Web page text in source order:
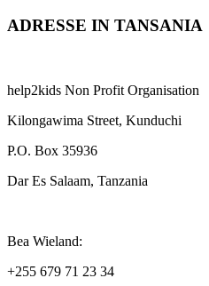
ADRESSE IN TANSANIA
help2kids Non Profit Organisation
Kilongawima Street, Kunduchi
P.O. Box 35936
Dar Es Salaam, Tanzania
Bea Wieland:
+255 679 71 23 34